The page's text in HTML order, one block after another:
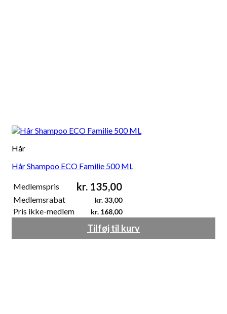
Hår
Hår Shampoo ECO Familie 500 ML
Medlemspris kr. 135,00
Medlemsrabat kr.33,00
Pris ikke-medlem kr. 168,00
Tilføj til kurv